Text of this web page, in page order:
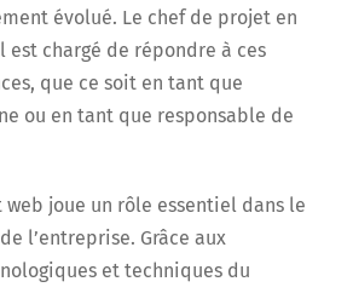
évolué. Le chef de projet en
chargé de répondre à ces
que ce soit en tant que
ou en tant que responsable de
web joue un rôle essentiel dans le
l’entreprise. Grâce aux
et techniques du